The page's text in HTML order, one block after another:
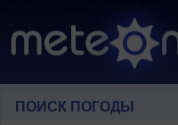
ПОИСК ПОГОДЫ